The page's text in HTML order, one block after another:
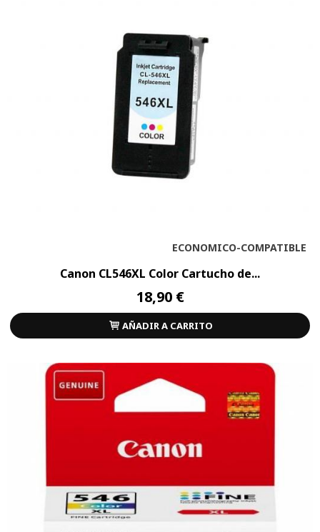
ECONOMICO-COMPATIBLE
Canon CL546XL Color Cartucho de...
18,90 €
AÑADIR A CARRITO